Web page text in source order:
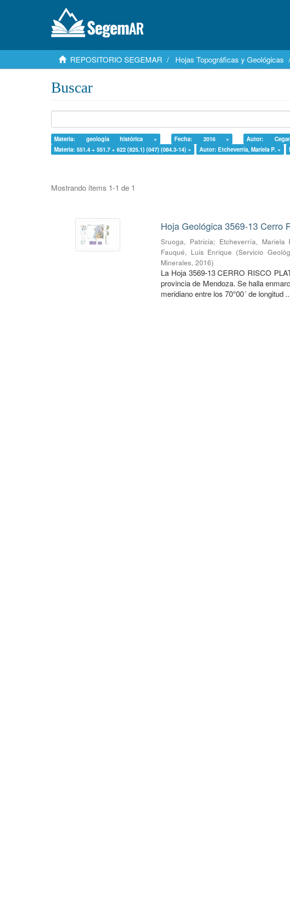
REPOSITORIO SEGEMAR Hojas Topográficas y Geológicas
Buscar
Materia: geología histórica × Fecha: 2016 × Autor:
Materia: 551.4 + 551.7 + 622 (825.1) (047) (084.3-14) ×
Autor: Etcheverría, Mariela P. ×
Mostrando ítems 1-1 de 1
Hoja Geológica 3569-13 Cerro
Sruoga, Patricia; Etcheverría, Mariela
Fauqué, Luis Enrique (Servicio
Minerales,2016)
La Hoja 3569-13 CERRO RISCO
provincia de Mendoza. Se halla
meridiano entre los 70°00´ de longitud